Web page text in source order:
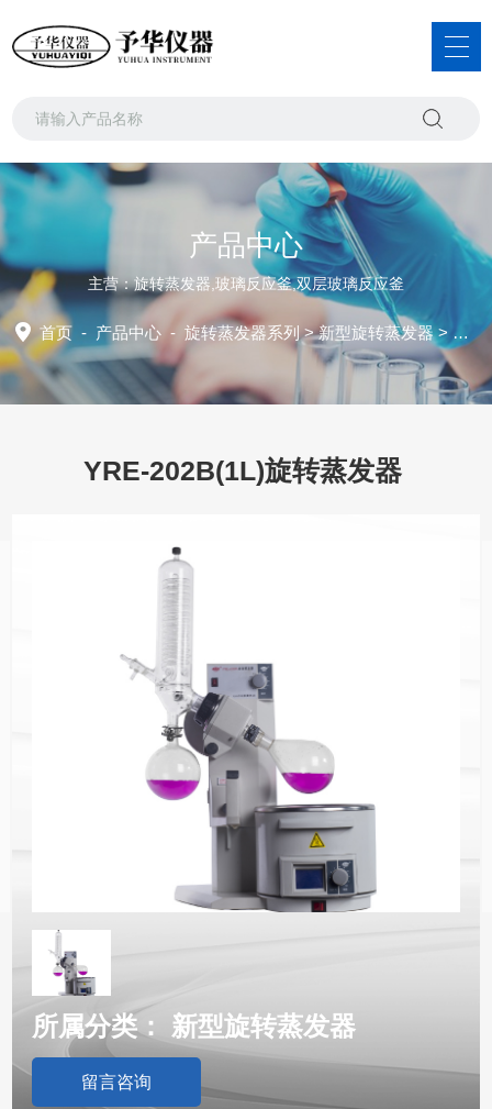
产品中心
主营：旋转蒸发器,玻璃反应釜,双层玻璃反应釜
首页 - 产品中心 -旋转蒸发器系列>新型旋转蒸发器> YRE-202B(1L)旋转蒸发器
YRE-202B(1L)旋转蒸发器
所属分类： 新型旋转蒸发器
留言咨询